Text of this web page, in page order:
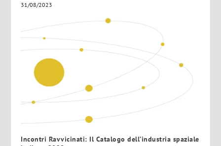
31/08/2023
Incontri Ravvicinati: Il Catalogo dell’industria spaziale